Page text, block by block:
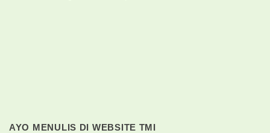
AYO MENULIS DI WEBSITE TMI